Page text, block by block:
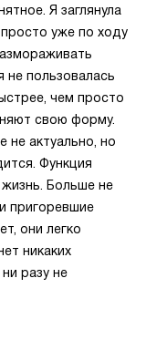
Я заглянула
уже по ходу
пользовалась
чем просто
свою форму.
не актуально, но
Функция
Больше не
пригоревшие
они легко
никаких
разу не